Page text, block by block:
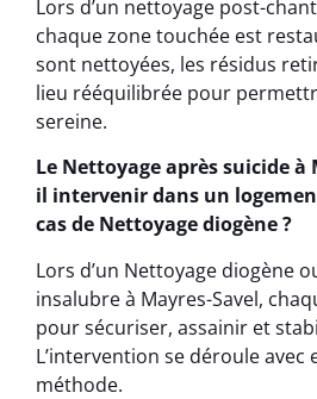
Lors d’un nettoyage post-
chaque zone touchée est
sont nettoyées, les résidus
lieu rééquilibrée pour
sereine.
Le Nettoyage après suicide à
il intervenir dans un
cas de Nettoyage diogène ?
Lors d’un Nettoyage diogène
insalubre à Mayres-Savel,
pour sécuriser, assainir et
L’intervention se déroule avec
méthode.